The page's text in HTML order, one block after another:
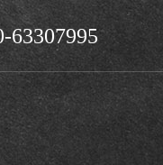
63307995